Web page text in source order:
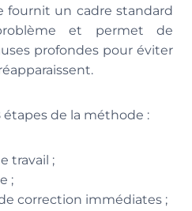
fournit un cadre standard
et permet de
profondes pour éviter
étapes de la méthode :
travail ;
;
correction immédiates ;